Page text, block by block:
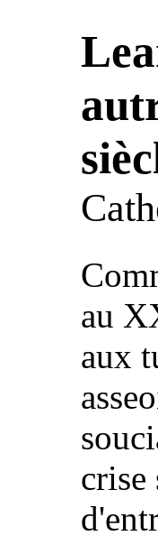
au
aux
crise